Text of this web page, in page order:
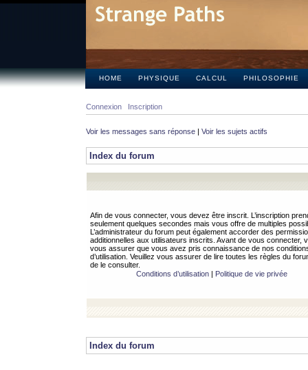
HOME PHYSIQUE CALCUL PHILOSOPHIE
Connexion Inscription
Voir les messages sans réponse | Voir les sujets actifs
Index du forum
Afin de vous connecter, vous devez être inscrit. L’inscription
seulement quelques secondes mais vous offre de multiples
L’administrateur du forum peut également accorder des
additionnelles aux utilisateurs inscrits. Avant de vous connecter,
vous assurer que vous avez pris connaissance de nos
d’utilisation. Veuillez vous assurer de lire toutes les règles du
de le consulter.
Conditions d’utilisation| Politique de vie privée
Index du forum